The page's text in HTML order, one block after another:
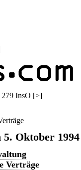
279 InsO [>]
Oktober 1994
Verträge